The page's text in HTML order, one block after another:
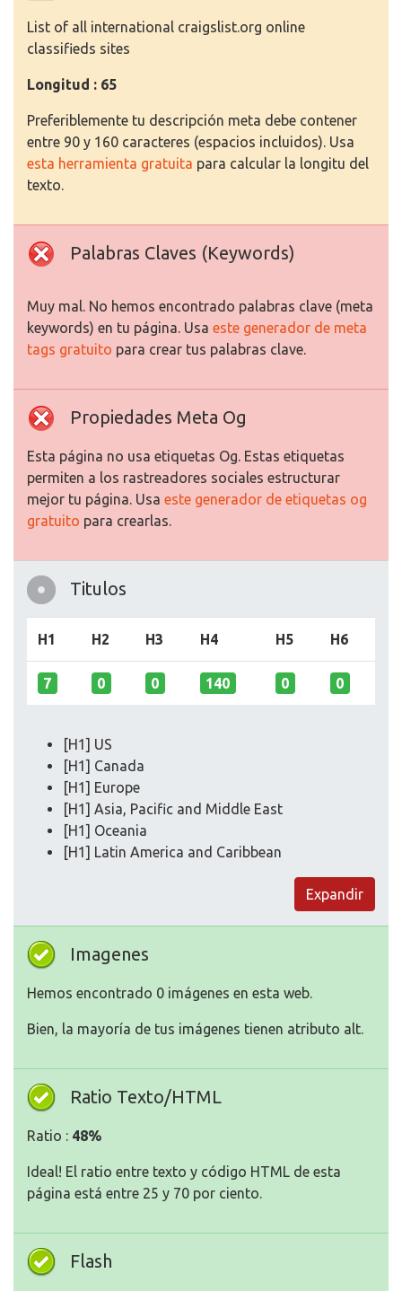
List of all international craigslist.org online
classifieds sites
Longitud : 65
Preferiblemente tu descripción meta debe contener
entre 90 y 160 caracteres (espacios incluidos). Usa
esta herramienta gratuita para calcular la longitu del
texto.
Palabras Claves (Keywords)
Muy mal. No hemos encontrado palabras clave (meta
keywords) en tu página. Usa este generador de meta
tags gratuito para crear tus palabras clave.
Propiedades Meta Og
Esta página no usa etiquetas Og. Estas etiquetas
permiten a los rastreadores sociales estructurar
mejor tu página. Usa este generador de etiquetas og
gratuito para crearlas.
Titulos
H1 H2 H3 H4 H5 H6
7 0 0 140 0 0
[H1] US
[H1] Canada
[H1] Europe
[H1] Asia, Pacific and Middle East
[H1] Oceania
[H1] Latin America and Caribbean
Expandir
Imagenes
Hemos encontrado 0 imágenes en esta web.
Bien, la mayoría de tus imágenes tienen atributo alt.
Ratio Texto/HTML
Ratio : 48%
Ideal! El ratio entre texto y código HTML de esta
página está entre 25 y 70 por ciento.
Flash